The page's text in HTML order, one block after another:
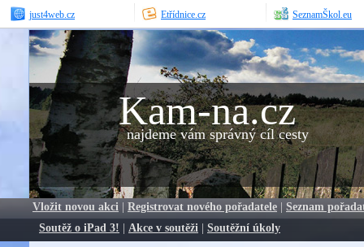
just4web.cz Etřídnice.cz SeznamŠkol.eu
Kam-na.cz
najdeme vám správný cíl cesty
Vložit novou akci | Registrovat nového pořadatele | Seznam
Soutěž o iPad 3! | Akce v soutěži | Soutěžní úkoly